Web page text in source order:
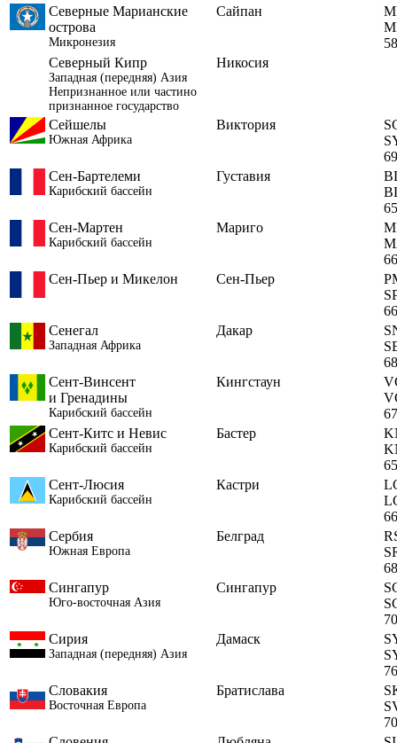
Северные Марианские
острова
Микронезия
Сайпан
Северный Кипр
Западная (передняя) Азия
Непризнанное или частино
признанное государство
Никосия
Сейшелы
Южная Африка
Виктория
Сен-Бартелеми
Карибский бассейн
Густавия
Сен-Мартен
Карибский бассейн
Мариго
Сен-Пьер и Микелон
Сен-Пьер
Сенегал
Западная Африка
Дакар
Сент-Винсент
и Гренадины
Карибский бассейн
Кингстаун
Сент-Китс и Невис
Карибский бассейн
Бастер
Сент-Люсия
Карибский бассейн
Кастри
Сербия
Южная Европа
Белград
Сингапур
Юго-восточная Азия
Сингапур
Сирия
Западная (передняя) Азия
Дамаск
Словакия
Восточная Европа
Братислава